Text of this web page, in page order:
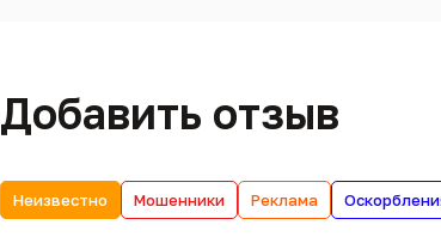
Добавить отзыв
Неизвестно Мошенники Реклама